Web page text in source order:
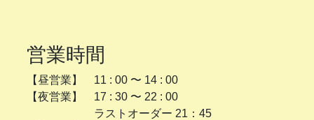
営業時間
【昼営業】 11 : 00 〜 14 : 00
【夜営業】 17 : 30 〜 22 : 00
ラストオーダー 21：45